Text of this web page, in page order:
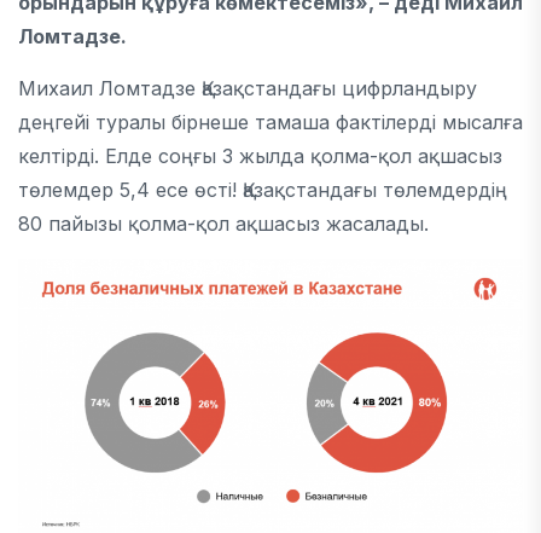
Ломтадзе.
Михаил Ломтадзе Қазақстандағы цифрландыру
деңгейі туралы бірнеше тамаша фактілерді мысалға
келтірді. Елде соңғы 3 жылда қолма-қол ақшасыз
төлемдер 5,4 есе өсті! Қазақстандағы төлемдердің
80 пайызы қолма-қол ақшасыз жасалады.